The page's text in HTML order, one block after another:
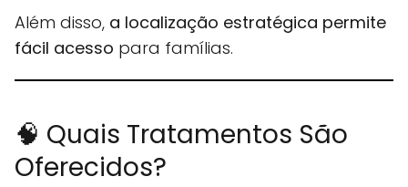
Além disso, a localização estratégica permite
fácil acesso para famílias.
🧠 Quais Tratamentos São
Oferecidos?